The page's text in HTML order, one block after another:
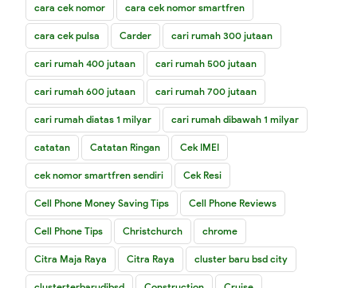
cara cek nomor cara cek nomor smartfren
cara cek pulsa Carder cari rumah 300 jutaan
cari rumah 400 jutaan cari rumah 500 jutaan
cari rumah 600 jutaan cari rumah 700 jutaan
cari rumah diatas 1 milyar cari rumah dibawah 1 milyar
catatan Catatan Ringan Cek IMEI
cek nomor smartfren sendiri Cek Resi
Cell Phone Money Saving Tips Cell Phone Reviews
Cell Phone Tips Christchurch chrome
Citra Maja Raya Citra Raya cluster baru bsd city